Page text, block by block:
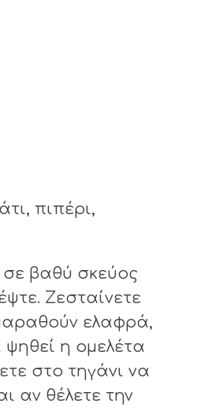
πιπέρι,
σε βαθύ σκεύος
Ζεσταίνετε
ελαφρά,
η ομελέτα
στο τηγάνι να
αν θέλετε την